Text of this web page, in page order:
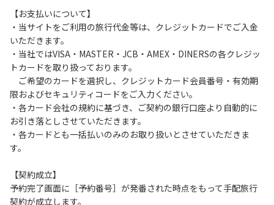
【お支払いについて】
・当サイトをご利用の旅行代金等は、クレジットカードでご入金
いただきます。
・当社ではVISA・MASTER・JCB・AMEX・DINERSの各クレジッ
トカードを取り扱っております。
ご希望のカードを選択し、クレジットカード会員番号・有効期
限およびセキュリティコードをご入力ください。
・各カード会社の規約に基づき、ご契約の銀行口座より自動的に
お引き落としさせていただきます。
・各カードとも一括払いのみのお取り扱いとさせていただきま
す。
【契約成立】
予約完了画面に［予約番号］が発番された時点をもって手配旅行
契約が成立します。